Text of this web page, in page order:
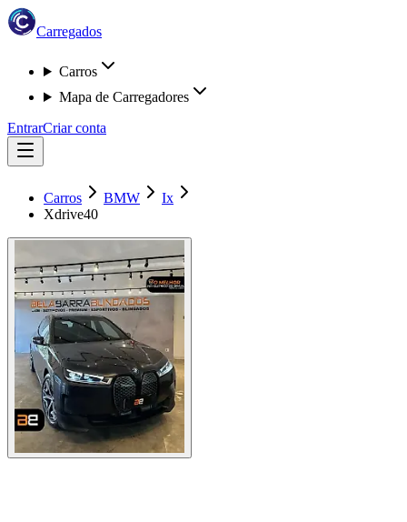
Carregados
Carros
Mapa de Carregadores
EntrarCriar conta
Carros BMW
Ix
Xdrive40